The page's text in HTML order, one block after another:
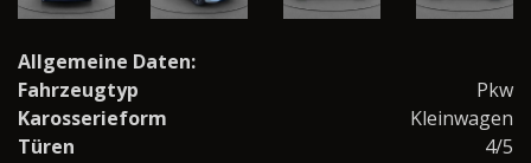
Allgemeine Daten:
Fahrzeugtyp
Pkw
Karosserieform
Kleinwagen
Türen
4/5